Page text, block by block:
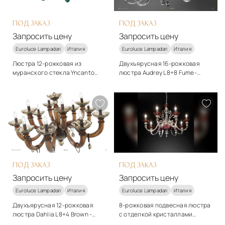
ПОД ЗАКАЗ
Запросить цену
Euroluce Lampadari Италия
Люстра 12-рожковая из
муранского стекла Yncanto
Подробнее
Запросить цену
ПОД ЗАКАЗ
Запросить цену
Euroluce Lampadari Италия
Двухъярусная 16-рожковая
люстра Audrey L8+8 Fume-
арт-деко
Подробнее
Запросить цену
ПОД ЗАКАЗ
Запросить цену
Euroluce Lampadari Италия
Двухъярусная 12-рожковая
люстра Dahlia L8+4 Brown -
ПОД ЗАКАЗ
Запросить цену
Euroluce Lampadari Италия
8-рожковая подвесная люстра
с отделкой кристаллами